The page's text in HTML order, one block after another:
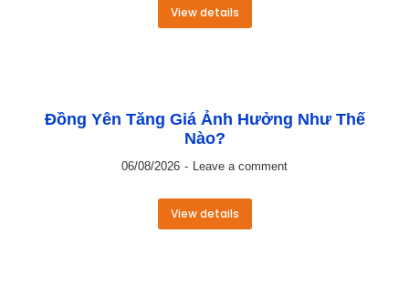
View details
Đồng Yên Tăng Giá Ảnh Hưởng Như Thế
Nào?
06/08/2026 Leave a comment
View details